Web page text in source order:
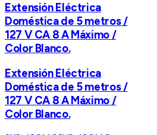
Extensión Eléctrica
Doméstica de 5 metros /
127 V CA 8 A Máximo /
Color Blanco.
Extensión Eléctrica
Doméstica de 5 metros /
127 V CA 8 A Máximo /
Color Blanco.